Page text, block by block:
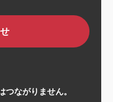
つながりません。